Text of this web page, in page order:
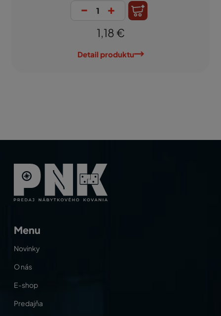
- +
1,18 €
Detail produktu
Menu
Novinky
O nás
E-shop
Predajňa